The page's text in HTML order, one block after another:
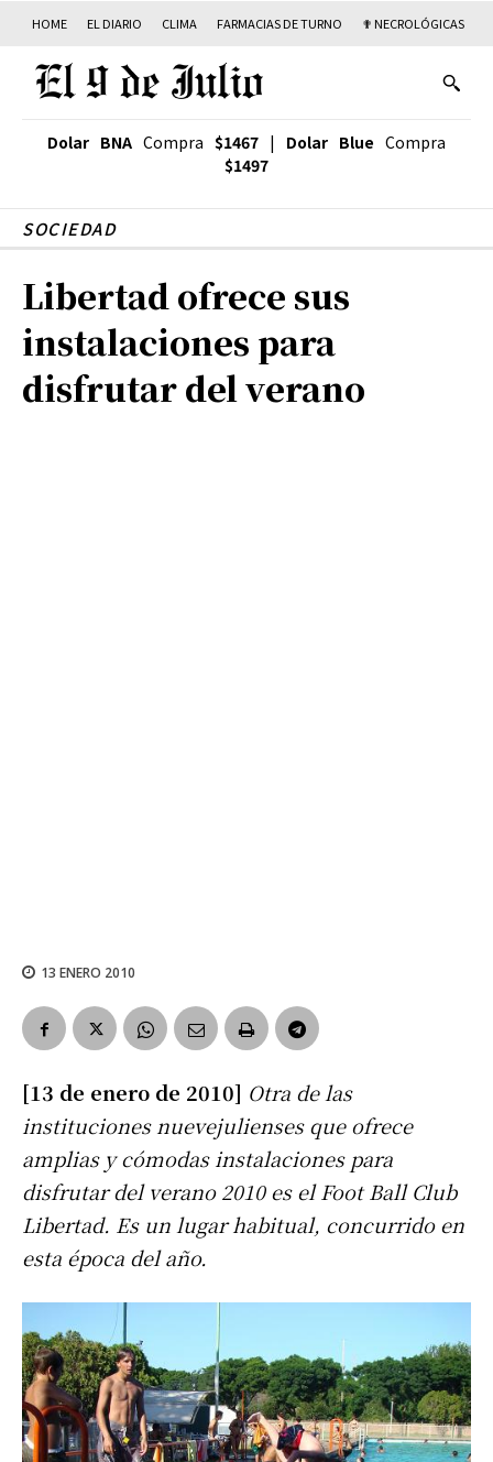
HOME EL DIARIO CLIMA FARMACIAS DE TURNO ✟ NECROLÓGICAS
Dolar BNA Compra $1467 | Dolar Blue Compra
$1497
SOCIEDAD
Libertad ofrece sus
instalaciones para
disfrutar del verano
13 ENERO 2010
[13 de enero de 2010] Otra de las
instituciones nuevejulienses que ofrece
amplias y cómodas instalaciones para
disfrutar del verano 2010 es el Foot Ball Club
Libertad. Es un lugar habitual, concurrido en
esta época del año.